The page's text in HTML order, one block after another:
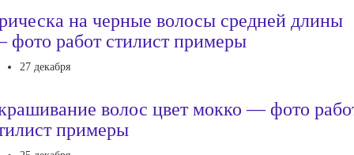
на черные волосы средней длины
работ стилист примеры
27 декабря
волос цвет мокко — фото
примеры